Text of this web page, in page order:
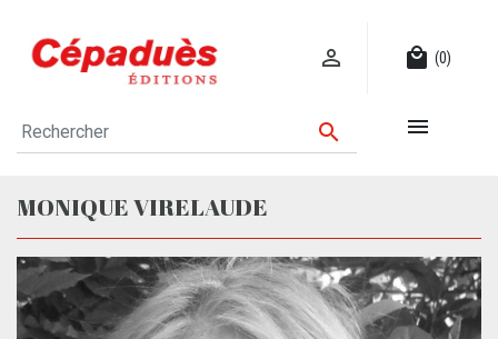
 local_mall (0)
 
MONIQUE VIRELAUDE